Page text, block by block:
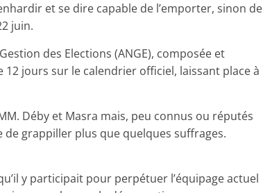
et se dire capable de l’emporter, sinon de
juin.
des Elections (ANGE), composée et
jours sur le calendrier officiel, laissant place à
Déby et Masra mais, peu connus ou réputés
de grappiller plus que quelques suffrages.
y participait pour perpétuer l’équipage actuel